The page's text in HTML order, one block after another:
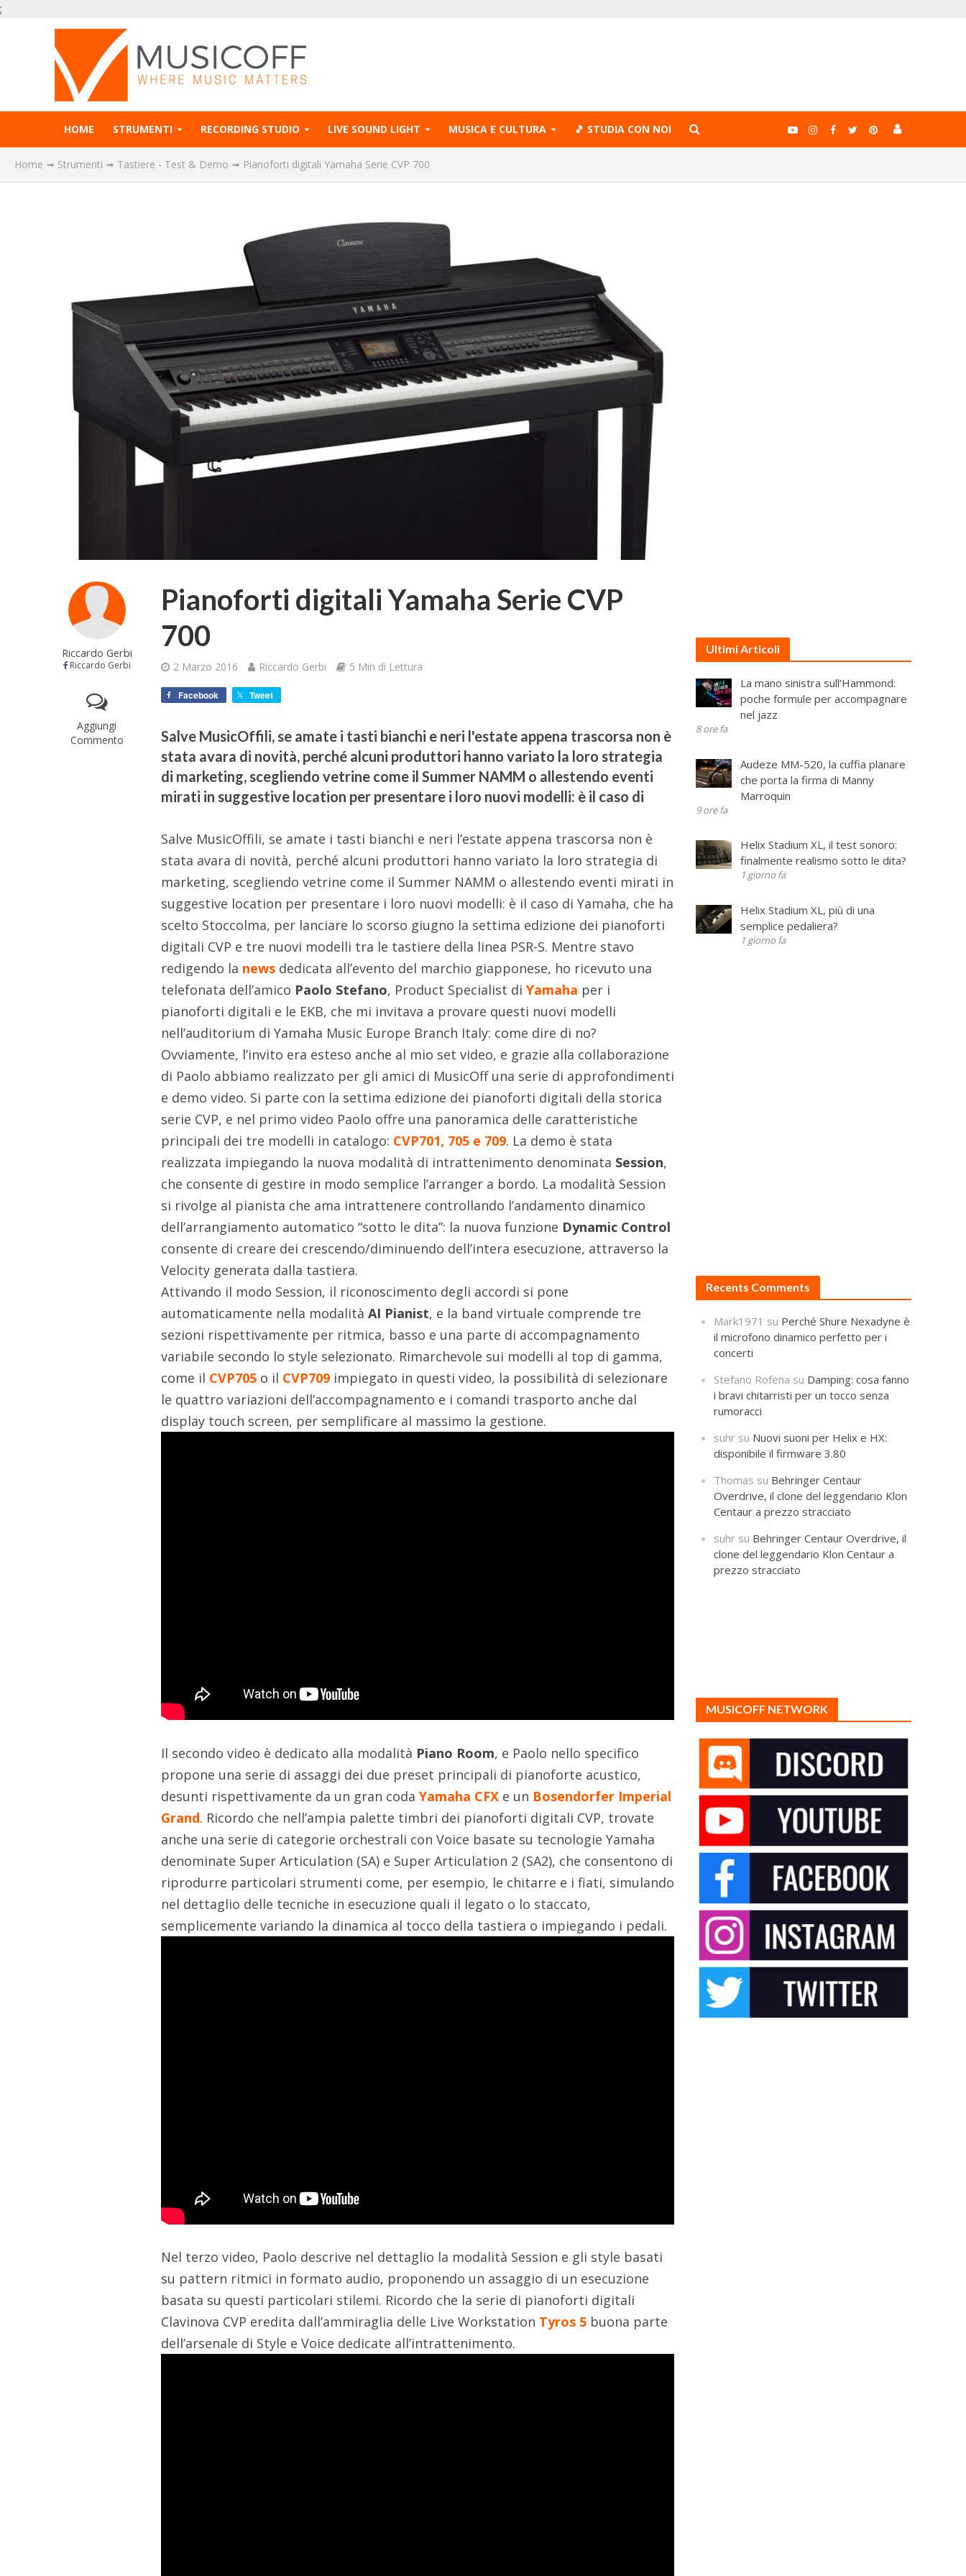
;
HOME STRUMENTI RECORDING STUDIO LIVE SOUND LIGHT MUSICA E CULTURA 🎵 STUDIA CON NOI
Home ➟ Strumenti ➟ Tastiere - Test & Demo ➟ Pianoforti digitali Yamaha Serie CVP 700
Riccardo Gerbi
Riccardo Gerbi
Aggiungi
Commento
Pianoforti digitali Yamaha Serie CVP
700
2 Marzo 2016 Riccardo Gerbi 5 Min di Lettura
Facebook Tweet
Salve MusicOffili, se amate i tasti bianchi e neri l'estate appena trascorsa non è
stata avara di novità, perché alcuni produttori hanno variato la loro strategia
di marketing, scegliendo vetrine come il Summer NAMM o allestendo eventi
mirati in suggestive location per presentare i loro nuovi modelli: è il caso di
Salve MusicOffili, se amate i tasti bianchi e neri l’estate appena trascorsa non è
stata avara di novità, perché alcuni produttori hanno variato la loro strategia di
marketing, scegliendo vetrine come il Summer NAMM o allestendo eventi mirati in
suggestive location per presentare i loro nuovi modelli: è il caso di Yamaha, che ha
scelto Stoccolma, per lanciare lo scorso giugno la settima edizione dei pianoforti
digitali CVP e tre nuovi modelli tra le tastiere della linea PSR-S. Mentre stavo
redigendo la news dedicata all’evento del marchio giapponese, ho ricevuto una
telefonata dell’amico Paolo Stefano, Product Specialist diYamaha per i
pianoforti digitali e le EKB, che mi invitava a provare questi nuovi modelli
nell’auditorium di Yamaha Music Europe Branch Italy: come dire di no?
Ovviamente, l’invito era esteso anche al mio set video, e grazie alla collaborazione
di Paolo abbiamo realizzato per gli amici di MusicOff una serie di approfondimenti
e demo video. Si parte con la settima edizione dei pianoforti digitali della storica
serie CVP, e nel primo video Paolo offre una panoramica delle caratteristiche
principali dei tre modelli in catalogo: CVP701, 705 e 709. La demo è stata
realizzata impiegando la nuova modalità di intrattenimento denominata Session,
che consente di gestire in modo semplice l’arranger a bordo. La modalità Session
si rivolge al pianista che ama intrattenere controllando l’andamento dinamico
dell’arrangiamento automatico “sotto le dita”: la nuova funzione Dynamic Control
consente di creare dei crescendo/diminuendo dell’intera esecuzione, attraverso la
Velocity generata dalla tastiera.
Attivando il modo Session, il riconoscimento degli accordi si pone
automaticamente nella modalitàAI Pianist, e la band virtuale comprende tre
sezioni rispettivamente per ritmica, basso e una parte di accompagnamento
variabile secondo lo style selezionato. Rimarchevole sui modelli al top di gamma,
come il CVP705 o il CVP709 impiegato in questi video, la possibilità di selezionare
le quattro variazioni dell’accompagnamento e i comandi trasporto anche dal
display touch screen, per semplificare al massimo la gestione.
Il secondo video è dedicato alla modalità Piano Room, e Paolo nello specifico
propone una serie di assaggi dei due preset principali di pianoforte acustico,
desunti rispettivamente da un gran codaYamaha CFX e un Bosendorfer Imperial
Grand. Ricordo che nell’ampia palette timbri dei pianoforti digitali CVP, trovate
anche una serie di categorie orchestrali con Voice basate su tecnologie Yamaha
denominate Super Articulation (SA) e Super Articulation 2 (SA2), che consentono di
riprodurre particolari strumenti come, per esempio, le chitarre e i fiati, simulando
nel dettaglio delle tecniche in esecuzione quali il legato o lo staccato,
semplicemente variando la dinamica al tocco della tastiera o impiegando i pedali.
Nel terzo video, Paolo descrive nel dettaglio la modalità Session e gli style basati
su pattern ritmici in formato audio, proponendo un assaggio di un esecuzione
basata su questi particolari stilemi. Ricordo che la serie di pianoforti digitali
Clavinova CVP eredita dall’ammiraglia delle Live Workstation Tyros 5 buona parte
dell’arsenale di Style e Voice dedicate all’intrattenimento.
Ultimi Articoli
La mano sinistra sull’Hammond:
poche formule per accompagnare
nel jazz
8 ore fa
Audeze MM-520, la cuffia planare
che porta la firma di Manny
Marroquin
9 ore fa
Helix Stadium XL, il test sonoro:
finalmente realismo sotto le dita?
1 giorno fa
Helix Stadium XL, più di una
semplice pedaliera?
1 giorno fa
Recents Comments
Mark1971 su Perché Shure Nexadyne è
il microfono dinamico perfetto per i
concerti
Stefano Rofena su Damping: cosa fanno
i bravi chitarristi per un tocco senza
rumoracci
suhr su Nuovi suoni per Helix e HX:
disponibile il firmware 3.80
Thomas su Behringer Centaur
Overdrive, il clone del leggendario Klon
Centaur a prezzo stracciato
suhr su Behringer Centaur Overdrive, il
clone del leggendario Klon Centaur a
prezzo stracciato
MUSICOFF NETWORK